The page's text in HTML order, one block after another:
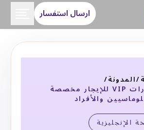
ارسال استفسار
/المدونة/
هل سيارات VIP للإيجار مخصصة
والأفراد
الإنجليزية